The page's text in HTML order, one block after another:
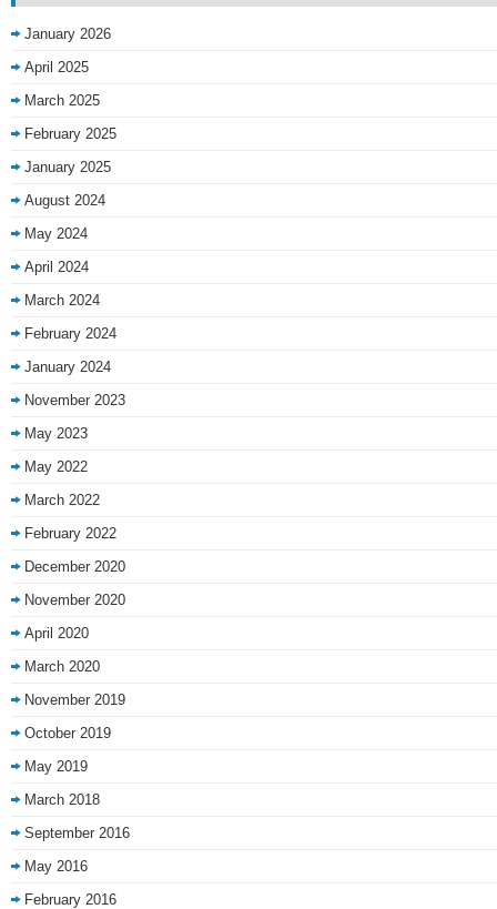
January 2026
April 2025
March 2025
February 2025
January 2025
August 2024
May 2024
April 2024
March 2024
February 2024
January 2024
November 2023
May 2023
May 2022
March 2022
February 2022
December 2020
November 2020
April 2020
March 2020
November 2019
October 2019
May 2019
March 2018
September 2016
May 2016
February 2016